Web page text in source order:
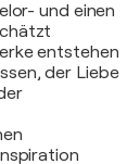
und einen
entstehen
der Liebe